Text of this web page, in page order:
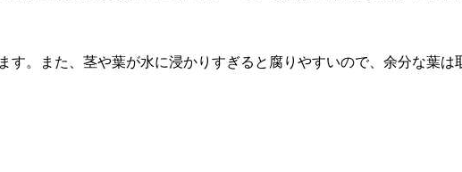
。また、茎や葉が水に浸かりすぎると腐りやすいので、余分な葉